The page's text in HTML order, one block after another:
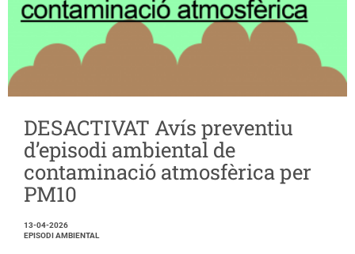
DESACTIVAT Avís preventiu
d’episodi ambiental de
contaminació atmosfèrica per
PM10
13-04-2026
EPISODI AMBIENTAL